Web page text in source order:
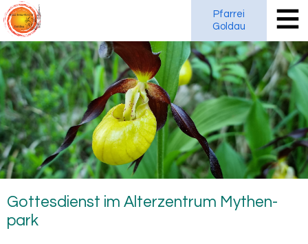
Pfarrei
Goldau
Got­tes­dienst im Al­ter­zen­trum My­then­
park